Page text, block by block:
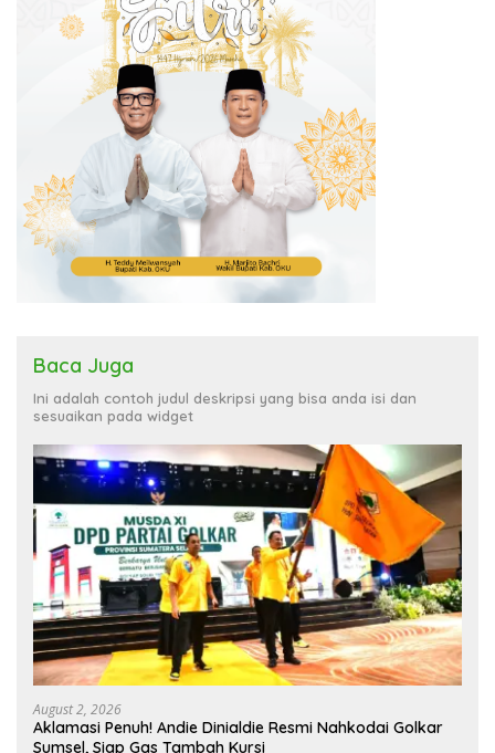
Baca Juga
Ini adalah contoh judul deskripsi yang bisa anda isi dan
sesuaikan pada widget
August 2, 2026
Aklamasi Penuh! Andie Dinialdie Resmi Nahkodai Golkar
Sumsel, Siap Gas Tambah Kursi